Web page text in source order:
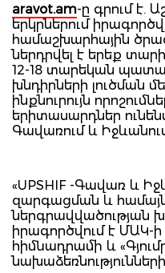
aravot.am-ը գրում է.
երկրներում
համաշխարհային
ներդրվել է երեք
12-18 տարեկան
խնդիրների լուծման
ինքնուրույն
երիտասարդներ
Գավառում և
«UPSHIF -Գավառ և
զարգացման և
ներգրավվածության
իրագործվում է ՄԱԿ-
հիմնադրամի և